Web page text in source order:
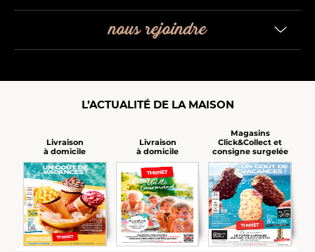
nous rejoindre
L’ACTUALITÉ DE LA MAISON
Livraison
à domicile
Livraison
à domicile
Magasins
Click&Collect et
consigne surgelée